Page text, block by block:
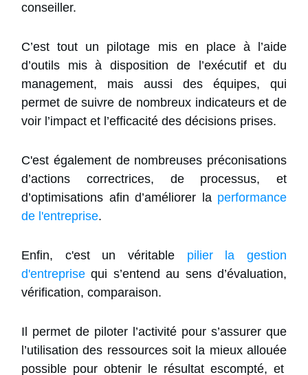
conseiller.
C’est tout un pilotage mis en place à l’aide
d’outils mis à disposition de l’exécutif et du
management, mais aussi des équipes, qui
permet de suivre de nombreux indicateurs et de
voir l’impact et l’efficacité des décisions prises.
C'est également de nombreuses préconisations
d’actions correctrices, de processus, et
d’optimisations afin d’améliorer la performance
de l'entreprise.
Enfin, c'est un véritable pilier la gestion
d'entreprise qui s’entend au sens d’évaluation,
vérification, comparaison.
I l permet de piloter l’activité pour s’assurer que
l’utilisation des ressources soit la mieux allouée
possible pour obtenir le résultat escompté, et